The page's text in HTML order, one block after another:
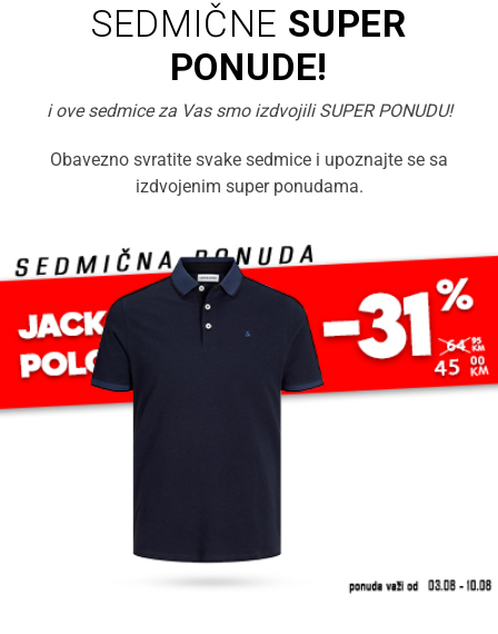
SEDMIČNE SUPER
PONUDE!
i ove sedmice za Vas smo izdvojili SUPER PONUDU!
Obavezno svratite svake sedmice i upoznajte se sa
izdvojenim super ponudama.